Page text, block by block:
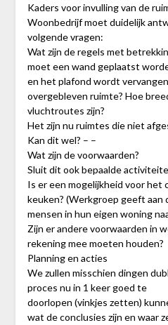
Kaders voor invulling van de
Woonbedrijf moet duidelijk
volgende vragen:
Wat zijn de regels met
moet een wand geplaatst
en het plafond wordt
overgebleven ruimte? Hoe
vluchtroutes zijn?
Het zijn nu ruimtes die niet
Kan dit wel? – –
Wat zijn de voorwaarden?
Sluit dit ook bepaalde
Is er een mogelijkheid voor het
keuken? (Werkgroep geeft aan
mensen in hun eigen woning
Zijn er andere voorwaarden in
rekening mee moeten houden?
Planning en acties
We zullen misschien dingen
proces nu in 1 keer goed te
doorlopen (vinkjes zetten)
wat de conclusies zijn en waar